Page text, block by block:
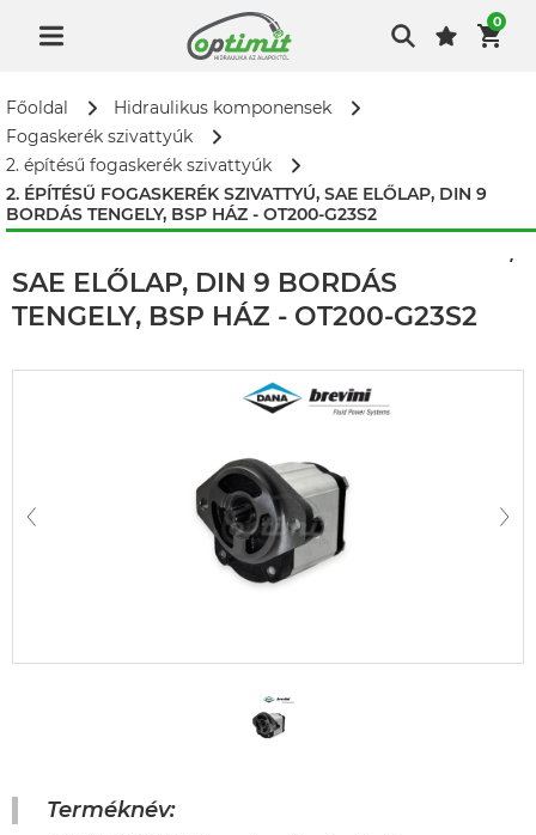
0
Főoldal
Hidraulikus komponensek
Fogaskerék szivattyúk
2. építésű fogaskerék szivattyúk
2. ÉPÍTÉSŰ FOGASKERÉK SZIVATTYÚ, SAE ELŐLAP, DIN 9
BORDÁS TENGELY, BSP HÁZ - OT200-G23S2
SAE ELŐLAP, DIN 9 BORDÁS
TENGELY, BSP HÁZ - OT200-G23S2
Terméknév: